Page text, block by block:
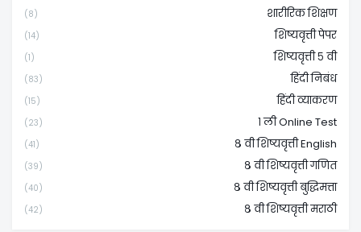
शारीरिक शिक्षण
(8)
शिष्यवृत्ती पेपर
(14)
शिष्यवृत्ती ५ वी
(1)
हिंदी निबंध
(83)
हिंदी व्याकरण
(15)
१ ली Online Test
(23)
८ वी शिष्यवृत्ती English
(41)
८ वी शिष्यवृत्ती गणित
(39)
८ वी शिष्यवृत्ती बुद्धिमत्ता
(40)
८ वी शिष्यवृत्ती मराठी
(42)